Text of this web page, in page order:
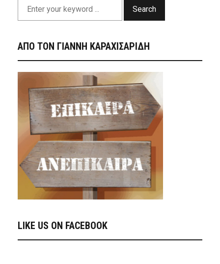
Search
ΑΠΟ ΤΟΝ ΓΙΑΝΝΗ ΚΑΡΑΧΙΣΑΡΙΔΗ
LIKE US ON FACEBOOK